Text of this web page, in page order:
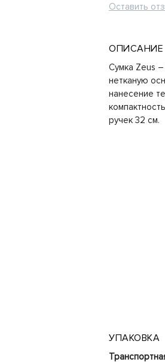
Оставить
ОПИСАНИЕ
Сумка Zeus
нетканую
нанесение
ручек 32 см.
УПАКОВКА